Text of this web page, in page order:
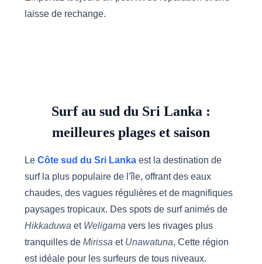
laisse de rechange.
Surf au sud du Sri Lanka :
meilleures plages et saison
Le Côte sud du Sri Lanka est la destination de
surf la plus populaire de l'île, offrant des eaux
chaudes, des vagues régulières et de magnifiques
paysages tropicaux. Des spots de surf animés de
Hikkaduwa et Weligama vers les rivages plus
tranquilles de Mirissa et Unawatuna, Cette région
est idéale pour les surfeurs de tous niveaux.